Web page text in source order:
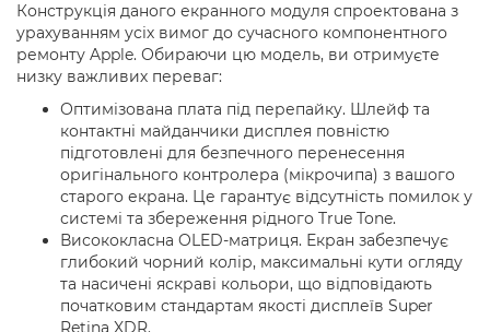
Конструкція даного екранного модуля спроектована з
урахуванням усіх вимог до сучасного компонентного
ремонту Apple. Обираючи цю модель, ви отримуєте
низку важливих переваг:
Оптимізована плата під перепайку. Шлейф та
контактні майданчики дисплея повністю
підготовлені для безпечного перенесення
оригінального контролера (мікрочипа) з вашого
старого екрана. Це гарантує відсутність помилок у
системі та збереження рідного True Tone.
Висококласна OLED-матриця. Екран забезпечує
глибокий чорний колір, максимальні кути огляду
та насичені яскраві кольори, що відповідають
початковим стандартам якості дисплеїв Super
Retina XDR.